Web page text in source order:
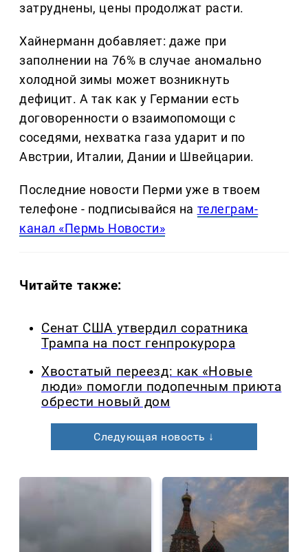
затруднены, цены продолжат расти.
Хайнерманн добавляет: даже при
заполнении на 76% в случае аномально
холодной зимы может возникнуть
дефицит. А так как у Германии есть
договоренности о взаимопомощи с
соседями, нехватка газа ударит и по
Австрии, Италии, Дании и Швейцарии.
Последние новости Перми уже в твоем
телефоне - подписывайся на телеграм-
канал «Пермь Новости»
Читайте также:
Сенат США утвердил соратника
Трампа на пост генпрокурора
Хвостатый переезд: как «Новые
люди» помогли подопечным приюта
обрести новый дом
Следующая новость ↓